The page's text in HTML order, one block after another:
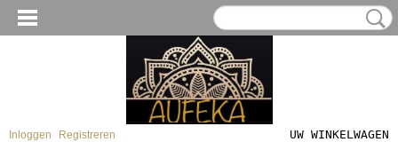
Inloggen Registreren
UW WINKELWAGEN